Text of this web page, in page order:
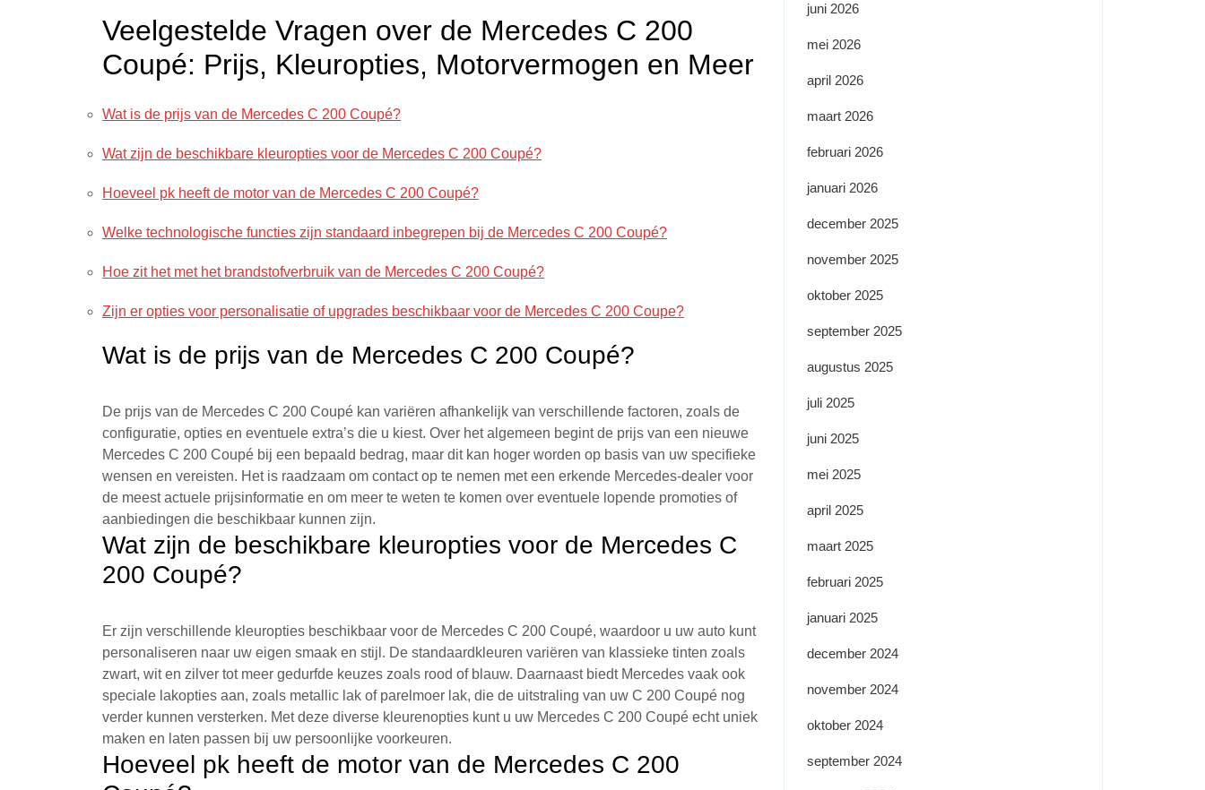
Veelgestelde Vragen over de Mercedes C 200
Coupé: Prijs, Kleuropties, Motorvermogen en Meer
Wat is de prijs van de Mercedes C 200 Coupé?
Wat zijn de beschikbare kleuropties voor de Mercedes C 200 Coupé?
Hoeveel pk heeft de motor van de Mercedes C 200 Coupé?
Welke technologische functies zijn standaard inbegrepen bij de Mercedes C 200 Coupé?
Hoe zit het met het brandstofverbruik van de Mercedes C 200 Coupé?
Zijn er opties voor personalisatie of upgrades beschikbaar voor de Mercedes C 200 Coupe?
Wat is de prijs van de Mercedes C 200 Coupé?
De prijs van de Mercedes C 200 Coupé kan variëren afhankelijk van verschillende factoren, zoals de
configuratie, opties en eventuele extra’s die u kiest. Over het algemeen begint de prijs van een nieuwe
Mercedes C 200 Coupé bij een bepaald bedrag, maar dit kan hoger worden op basis van uw specifieke
wensen en vereisten. Het is raadzaam om contact op te nemen met een erkende Mercedes-dealer voor
de meest actuele prijsinformatie en om meer te weten te komen over eventuele lopende promoties of
aanbiedingen die beschikbaar kunnen zijn.
Wat zijn de beschikbare kleuropties voor de Mercedes C
200 Coupé?
Er zijn verschillende kleuropties beschikbaar voor de Mercedes C 200 Coupé, waardoor u uw auto kunt
personaliseren naar uw eigen smaak en stijl. De standaardkleuren variëren van klassieke tinten zoals
zwart, wit en zilver tot meer gedurfde keuzes zoals rood of blauw. Daarnaast biedt Mercedes vaak ook
speciale lakopties aan, zoals metallic lak of parelmoer lak, die de uitstraling van uw C 200 Coupé nog
verder kunnen versterken. Met deze diverse kleurenopties kunt u uw Mercedes C 200 Coupé echt uniek
maken en laten passen bij uw persoonlijke voorkeuren.
Hoeveel pk heeft de motor van de Mercedes C 200
juni 2026
mei 2026
april 2026
maart 2026
februari 2026
januari 2026
december 2025
november 2025
oktober 2025
september 2025
augustus 2025
juli 2025
juni 2025
mei 2025
april 2025
maart 2025
februari 2025
januari 2025
december 2024
november 2024
oktober 2024
september 2024